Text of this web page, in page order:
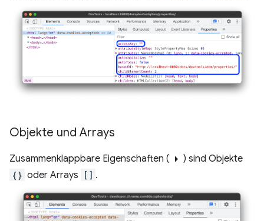
Objekte und Arrays
Zusammenklappbare Eigenschaften ( arrow_right ) sind Objekte
{} oder Arrays [] .